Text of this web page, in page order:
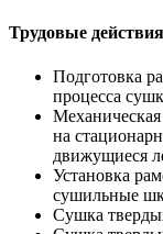
Трудовые действия
Подготовка
процесса
Механическая
на
движущиеся
Установка
сушильные
Сушка